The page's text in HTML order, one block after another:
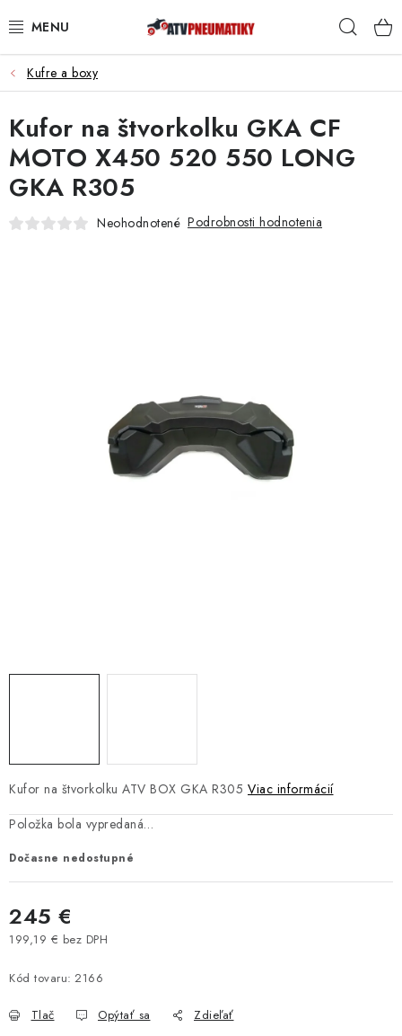
na
PNEUMATIKY
DISKY
ROZŠIROVACIE PODLOŽKY
NÁHRADNÉ DIELY NA ŠTVORKOLKY
NÁVLEKY TLMIČOV
NAVIJAKY COME UP WARN
VÝPREDAJ
INÉ PRÍSLUŠENSTVO
SUZUKI KINGQUAD 700/750 LTA
Kufre a boxy
Kufor na štvorkolku ATV BOX GKA R305 Viac informácií
Položka bola vypredaná…
Dočasne nedostupné
245 €
199,19 € bez DPH
Kód tovaru: 2166
Tlač Opýtať sa Zdieľať
Kufor na štvorkolku GKA CF
MOTO X450 520 550 LONG
GKA R305
Neohodnotené Podrobnosti hodnotenia